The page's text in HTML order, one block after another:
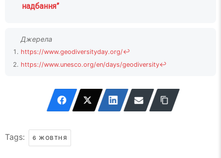
надбання”
https://www.geodiversityday.org/↩
https://www.unesco.org/en/days/geodiversity↩
Tags: 6 ЖОВТНЯ